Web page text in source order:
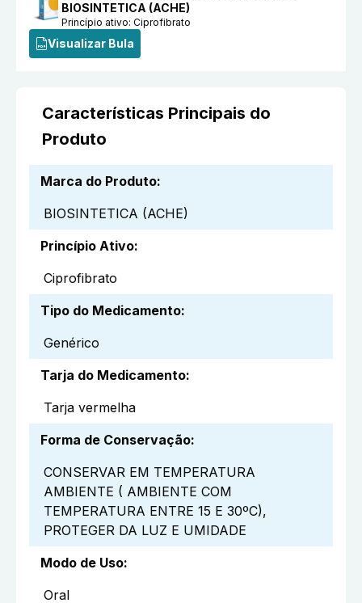
BIOSINTETICA (ACHE)
Princípio ativo:Ciprofibrato
Visualizar Bula
Características Principais do
Produto
Marca do Produto:
BIOSINTETICA (ACHE)
Princípio Ativo:
Ciprofibrato
Tipo do Medicamento:
Genérico
Tarja do Medicamento:
Tarja vermelha
Forma de Conservação:
CONSERVAR EM TEMPERATURA
AMBIENTE ( AMBIENTE COM
TEMPERATURA ENTRE 15 E 30ºC),
PROTEGER DA LUZ E UMIDADE
Modo de Uso:
Oral